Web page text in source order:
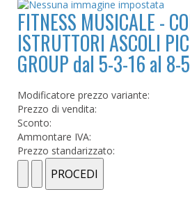
FITNESS MUSICALE -
ISTRUTTORI ASCOLI
GROUP dal 5-3-16 al 8-
Modificatore prezzo variante:
Prezzo di vendita:
Sconto:
Ammontare IVA:
Prezzo standarizzato: